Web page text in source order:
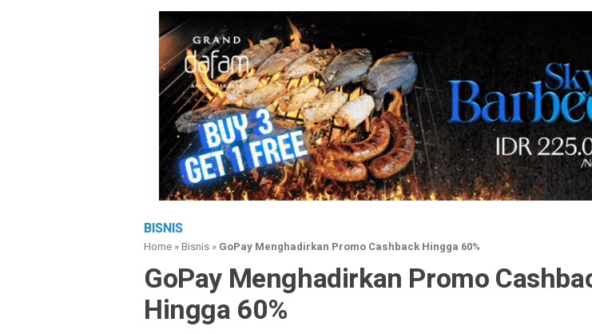
BISNIS
Home »Bisnis » GoPay Menghadirkan Promo Cashback Hingga 60%
GoPay Menghadirkan Promo
Hingga 60%